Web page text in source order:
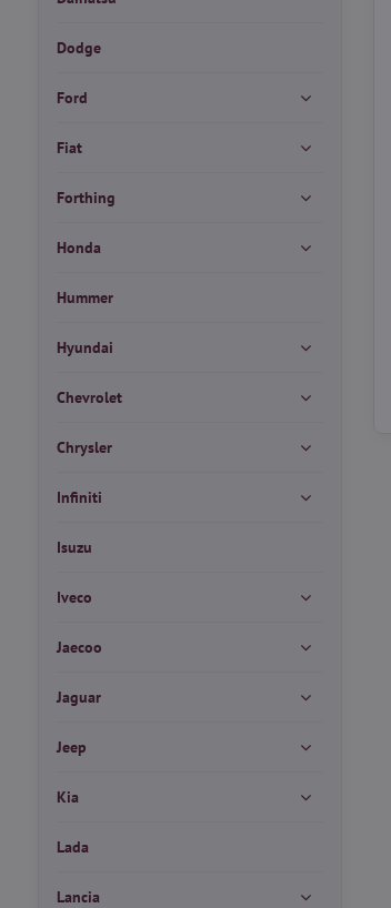
Dodge
Ford
Fiat
Forthing
Honda
Hummer
Hyundai
Chevrolet
Chrysler
Infiniti
Isuzu
Iveco
Jaecoo
Jaguar
Jeep
Kia
Lada
Lancia